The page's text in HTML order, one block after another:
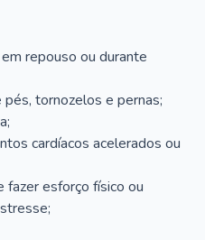
repouso ou durante
tornozelos e pernas;
cardíacos acelerados ou
esforço físico ou